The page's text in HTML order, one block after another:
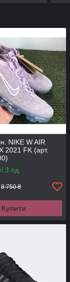
NIKE W AIR
2021 FK (арт.
3 од.
8 750 ₴
Купити